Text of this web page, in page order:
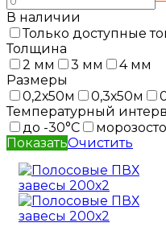
В наличии
Только доступные
Толщина
2 мм
3 мм
4 мм
Размеры
0,2х50м
0,3х50м
Температурный
до -30°С
ПоказатьОчистить